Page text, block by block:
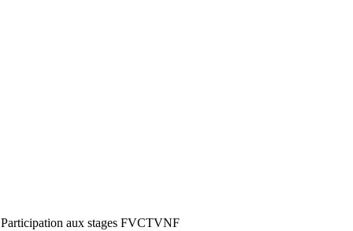
Participation aux stages FVCTVNF